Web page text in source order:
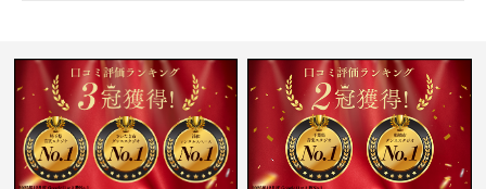
2026.1
2025.12
2025.11